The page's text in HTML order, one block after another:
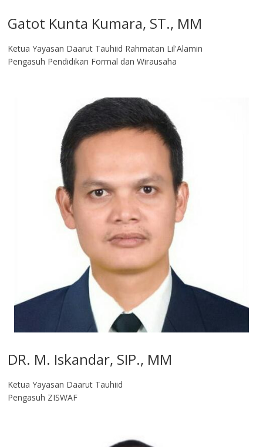
Gatot Kunta Kumara, ST., MM
Ketua Yayasan Daarut Tauhiid Rahmatan Lil'Alamin
Pengasuh Pendidikan Formal dan Wirausaha
DR. M. Iskandar, SIP., MM
Ketua Yayasan Daarut Tauhiid
Pengasuh ZISWAF